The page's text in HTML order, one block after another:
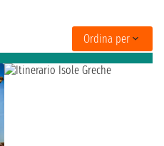
Ordina per